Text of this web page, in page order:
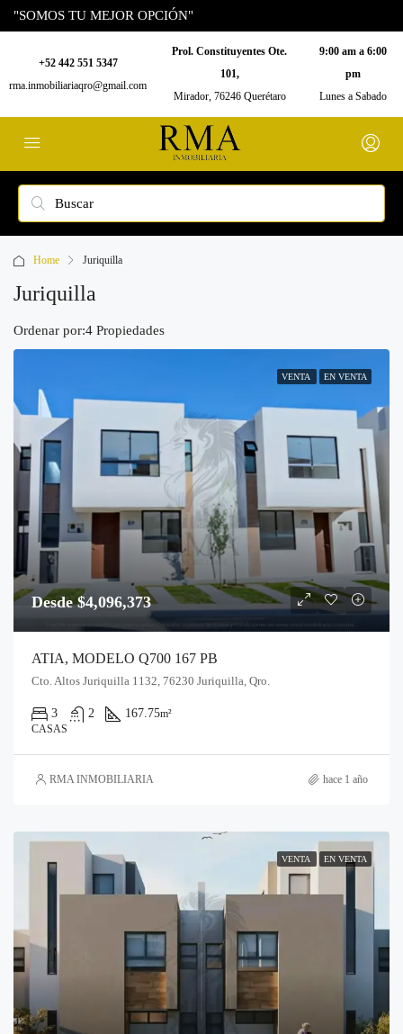
"SOMOS TU MEJOR OPCIÓN"
+52 442 551 5347
rma.inmobiliariaqro@gmail.com
Prol. Constituyentes Ote.
101,
Mirador, 76246 Querétaro
9:00 am a 6:00
pm
Lunes a Sabado
Home Juriquilla
Juriquilla
4 Propiedades
Ordenar por:
VENTA EN VENTA
Desde $4,096,373
ATIA, MODELO Q700 167 PB
Cto. Altos Juriquilla 1132, 76230 Juriquilla, Qro.
3 2 167.75m²
CASAS
RMA INMOBILIARIA hace 1 año
VENTA EN VENTA